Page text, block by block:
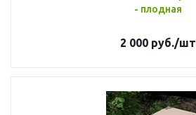
- плодная
2 000руб./шт